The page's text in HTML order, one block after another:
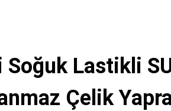
Lastikli
Çelik